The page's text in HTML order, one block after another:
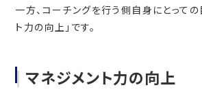
一方、コーチングを行う側自身にとって
ト力の向上」です。
マネジメント力の向上